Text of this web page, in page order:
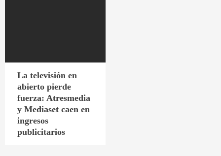
La televisión en
abierto pierde
fuerza: Atresmedia
y Mediaset caen en
ingresos
publicitarios